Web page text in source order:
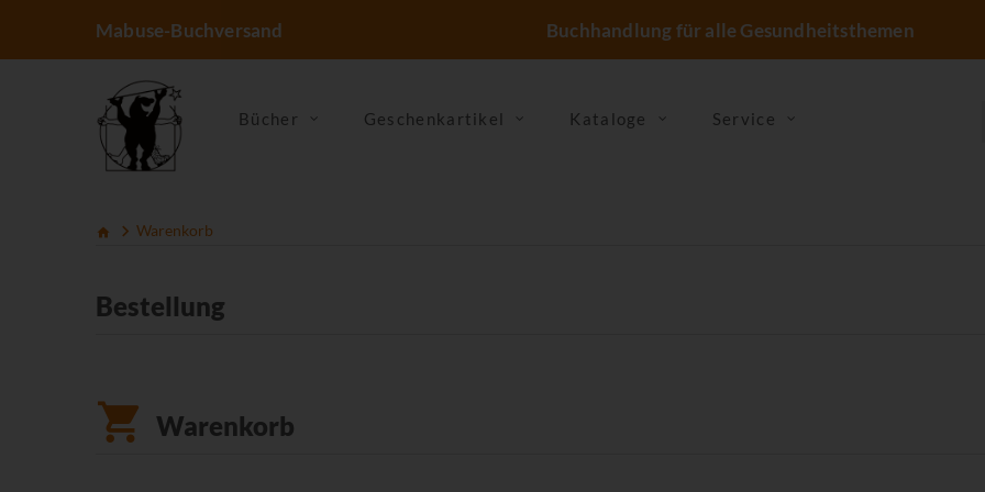
Mabuse-Buchversand Buchhandlung für alle Gesundheitsthemen
Bücher Geschenkartikel Kataloge Service
Warenkorb
Bestellung
Warenkorb